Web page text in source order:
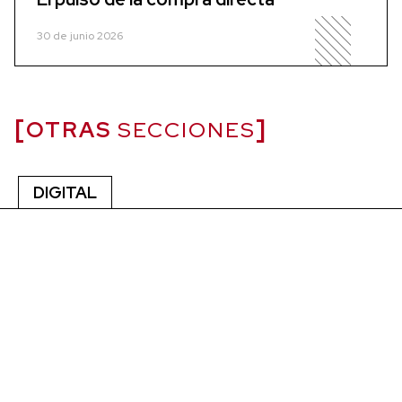
30 de junio 2026
OTRAS SECCIONES
DIGITAL